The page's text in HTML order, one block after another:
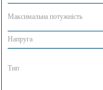
Максимальна потужність
Напруга
Тип